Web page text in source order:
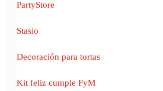
PartyStore
Stasio
Decoración para tortas
Kit feliz cumple FyM